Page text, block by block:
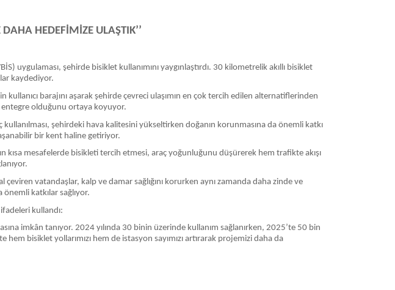
HEDEFİMİZE ULAŞTIK’’
uygulaması, şehirde bisiklet kullanımını yaygınlaştırdı. 30 kilometrelik akıllı bisiklet
kaydediyor.
barajını aşarak şehirde çevreci ulaşımın en çok tercih edilen alternatiflerinden
entegre olduğunu ortaya koyuyor.
şehirdeki hava kalitesini yükseltirken doğanın korunmasına da önemli katkı
bir kent haline getiriyor.
kısa mesafelerde bisikleti tercih etmesi, araç yoğunluğunu düşürerek hem trafikte akışı
vatandaşlar, kalp ve damar sağlığını korurken aynı zamanda daha zinde ve
önemli katkılar sağlıyor.
kullandı:
imkân tanıyor. 2024 yılında 30 binin üzerinde kullanım sağlanırken, 2025’te 50 bin
bisiklet yollarımızı hem de istasyon sayımızı artırarak projemizi daha da